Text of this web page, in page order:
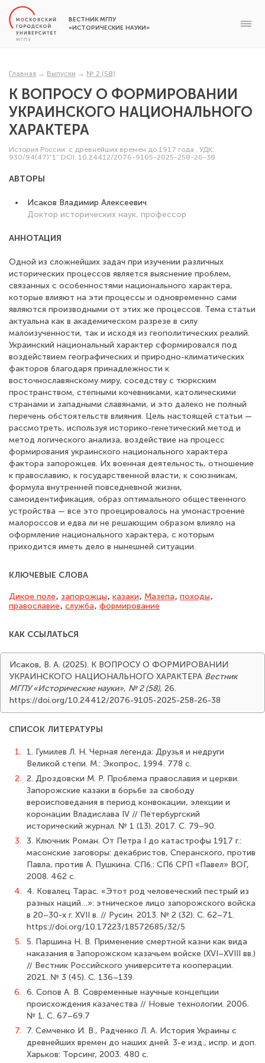
ВЕСТНИК МГПУ
«ИСТОРИЧЕСКИЕ НАУКИ»
Главная → Выпуски → № 2 (58)
К ВОПРОСУ О ФОРМИРОВАНИИ
УКРАИНСКОГО НАЦИОНАЛЬНОГО
ХАРАКТЕРА
История России: с древнейших времен до 1917 года , УДК:
930/94(47)“1” DOI: 10.24412/2076-9105-2025-258-26-38
АВТОРЫ
Исаков Владимир Алексеевич
Доктор исторических наук, профессор
АННОТАЦИЯ
Одной из сложнейших задач при изучении различных
исторических процессов является выяснение проблем,
связанных с особенностями национального характера,
которые влияют на эти процессы и одновременно сами
являются производными от этих же процессов. Тема статьи
актуальна как в академическом разрезе в силу
малоизученности, так и исходя из геополитических реалий.
Украинский национальный характер сформировался под
воздействием географических и природно-климатических
факторов благодаря принадлежности к
восточнославянскому миру, соседству с тюркским
пространством, степными кочевниками, католическими
странами и западными славянами, и это далеко не полный
перечень обстоятельств влияния. Цель настоящей статьи —
рассмотреть, используя историко-генетический метод и
метод логического анализа, воздействие на процесс
формирования украинского национального характера
фактора запорожцев. Их военная деятельность, отношение
к православию, к государственной власти, к союзникам,
формула внутренней повседневной жизни,
самоидентификация, образ оптимального общественного
устройства — все это проецировалось на умонастроение
малороссов и едва ли не решающим образом влияло на
оформление национального характера, с которым
приходится иметь дело в нынешней ситуации.
КЛЮЧЕВЫЕ СЛОВА
Дикое поле, запорожцы, казаки, Мазепа, походы,
православие, служба, формирование
КАК ССЫЛАТЬСЯ
Исаков, В. А. (2025). К ВОПРОСУ О ФОРМИРОВАНИИ
УКРАИНСКОГО НАЦИОНАЛЬНОГО ХАРАКТЕРА Вестник
МГПУ «Исторические науки», № 2 (58), 26.
https://doi.org/10.24412/2076-9105-2025-258-26-38
СПИСОК ЛИТЕРАТУРЫ
1.
1. Гумилев Л. Н. Черная легенда: Друзья и недруги
Великой степи. М.: Экопрос, 1994. 778 с.
2. 2. Дроздовски М. Р. Проблема православия и церкви.
Запорожские казаки в борьбе за свободу
вероисповедания в период конвокации, элекции и
коронации Владислава IV // Петербургский
исторический журнал. № 1 (13). 2017. С. 79–90.
3. 3. Ключник Роман. От Петра I до катастрофы 1917 г.:
масонские заговоры: декабристов, Сперанского, против
Павла, против А. Пушкина. СПб.: СПб СРП «Павел» ВОГ,
2008. 462 с.
4. 4. Ковалец Тарас. «Этот род человеческий пестрый из
разных наций…»: этническое лицо запорожского войска
в 20–30-х г. XVII в. // Русин. 2013. № 2 (32). С. 62–71.
https://doi.org/10.17223/18572685/32/5
5. 5. Паршина Н. В. Применение смертной казни как вида
наказания в Запорожском казачьем войске (XVI–XVIII вв.)
// Вестник Российского университета кооперации.
2021. № 3 (45). С. 136–139.
6. 6. Сопов А. В. Современные научные концепции
происхождения казачества // Новые технологии. 2006.
№ 1. С. 67–69.7
7.
7. Семченко И. В., Радченко Л. А. История Украины с
древнейших времен до наших дней. 3-е изд., испр. и доп.
Харьков: Торсинг, 2003. 480 с.